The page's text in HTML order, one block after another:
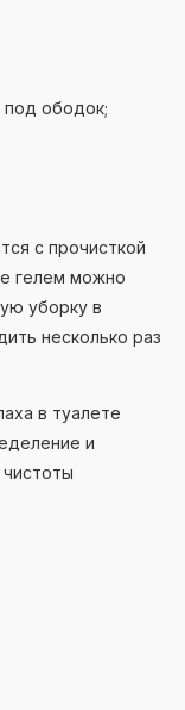
под ободок;
с прочисткой
гелем можно
уборку в
несколько раз
в туалете
и
чистоты